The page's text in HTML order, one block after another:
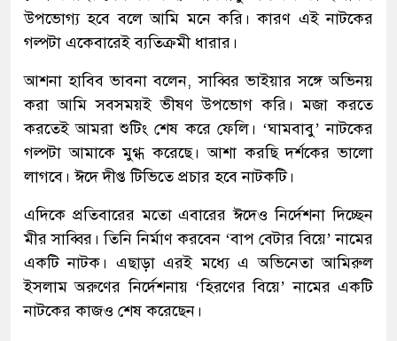
উপভোগ্য হবে বলে আমি মনে করি। কারণ এই নাটকের
গল্পটা একেবারেই ব্যতিক্রমী ধারার।
আশনা হাবিব ভাবনা বলেন, সাব্বির ভাইয়ার সঙ্গে অভিনয়
করা আমি সবসময়ই ভীষণ উপভোগ করি। মজা করতে
করতেই আমরা শুটিং শেষ করে ফেলি। ‘ঘামবাবু’ নাটকের
গল্পটা আমাকে মুগ্ধ করেছে। আশা করছি দর্শকের ভালো
লাগবে। ঈদে দীপ্ত টিভিতে প্রচার হবে নাটকটি।
এদিকে প্রতিবারের মতো এবারের ঈদেও নির্দেশনা দিচ্ছেন
মীর সাব্বির। তিনি নির্মাণ করবেন ‘বাপ বেটার বিয়ে’ নামের
একটি নাটক। এছাড়া এরই মধ্যে এ অভিনেতা আমিরুল
ইসলাম অরুণের নির্দেশনায় ‘হিরণের বিয়ে’ নামের একটি
নাটকের কাজও শেষ করেছেন।